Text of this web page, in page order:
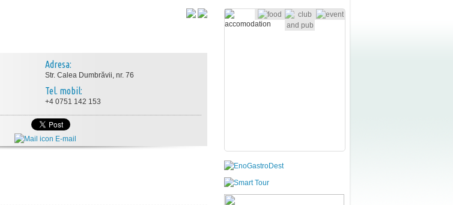
Adresa:
Str. Calea Dumbrăvii, nr. 76
Tel. mobil:
+4 0751 142 153
E-mail